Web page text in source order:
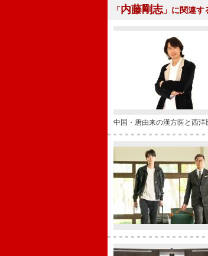
「内藤剛志 」に関連す
中国・唐由来の漢方医と西洋